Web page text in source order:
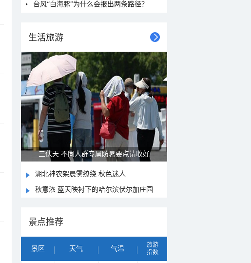
台风“白海豚”为什么会报出两条路径？
生活旅游
三伏天 不同人群专属防暑要点请收好
湖北神农架晨雾缭绕 秋色迷人
秋意浓 蓝天映衬下的哈尔滨伏尔加庄园
景点推荐
景区 天气 气温
旅游
指数